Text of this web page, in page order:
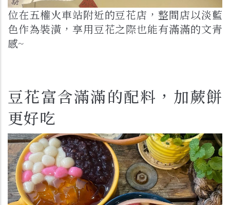
位在五權火車站附近的豆花店，整間店以淡藍
色作為裝潢，享用豆花之際也能有滿滿的文青
感~
豆花富含滿滿的配料，加蕨餅
更好吃